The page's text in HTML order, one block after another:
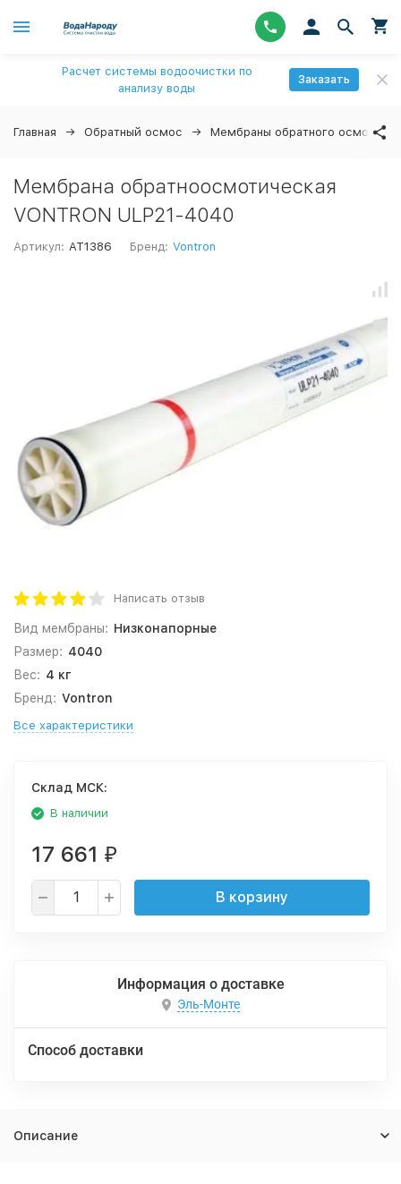
Расчет системы водоочистки по
анализу воды
Заказать
Главная Обратный осмос Мембраны обратного осмоса
Мембрана обратноосмотическая
VONTRON ULP21-4040
Артикул: AT1386 Бренд: Vontron
Написать отзыв
Вид мембраны: Низконапорные
Размер: 4040
Вес: 4 кг
Бренд: Vontron
Все характеристики
Cклад МСК:
В наличии
17 661 ₽
В корзину
Информация о доставке
Эль-Монте
Способ доставки
Описание